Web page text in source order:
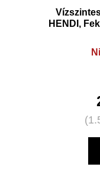
HENDI,
(